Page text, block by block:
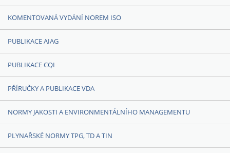
KOMENTOVANÁ VYDÁNÍ NOREM ISO
PUBLIKACE AIAG
PUBLIKACE CQI
PŘÍRUČKY A PUBLIKACE VDA
NORMY JAKOSTI A ENVIRONMENTÁLNÍHO MANAGEMENTU
PLYNAŘSKÉ NORMY TPG, TD A TIN